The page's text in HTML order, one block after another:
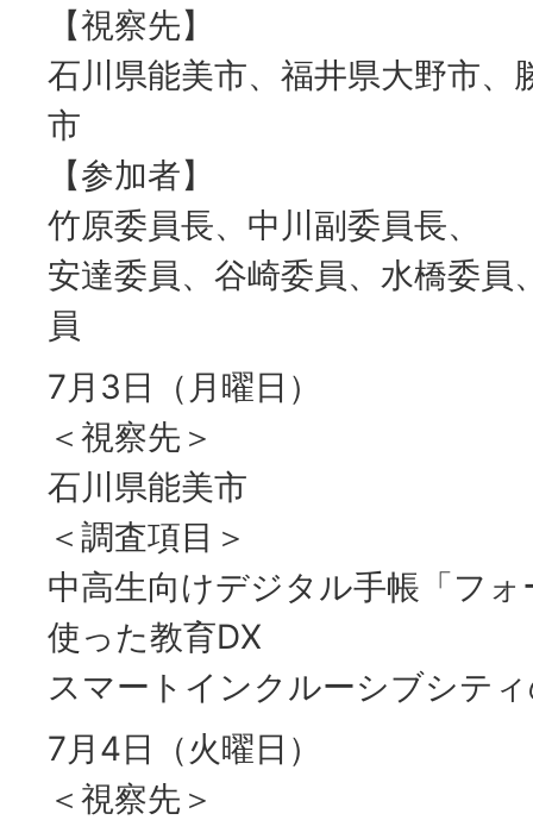
【視察先】
石川県能美市、福井県大野市、
市
【参加者】
竹原委員長、中川副委員長、
安達委員、谷崎委員、水橋委員
員
7月3日（月曜日）
＜視察先＞
石川県能美市
＜調査項目＞
中高生向けデジタル手帳「フ
使った教育DX
スマートインクルーシブシテ
7月4日（火曜日）
＜視察先＞